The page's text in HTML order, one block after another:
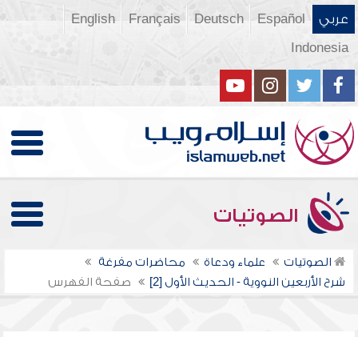
عربي Español
Deutsch
Français
English
Indonesia
الصوتيات
الصوتيات علماء ودعاة
محاضرات مفرغة
شرح الأربعين النووية - الحديث الأول [2]
صفحة الفهرس